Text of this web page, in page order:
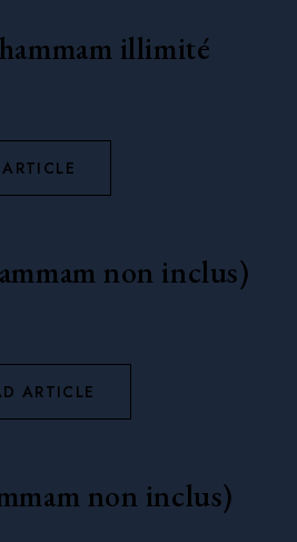
illimité
non inclus)
ARTICLE
non inclus)